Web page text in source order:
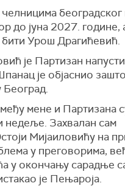
београдског
до јуна 2027. године,
бити Урош Драгићевић.
је Партизан
је објаснио
Београд.
мене и Партизана
недеље. Захвалан сам
Мијаиловићу на
у преговорима,
у окончању сарадње
је Пењароја.